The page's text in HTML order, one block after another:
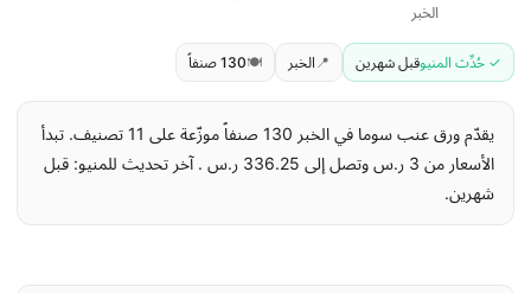
الخبر
✓ حُدِّث المنيوقبل شهرين 📍 الخبر 🍽️130 صنفاً
يقدّم ورق عنب سوما في الخبر 130 صنفاً موزّعة على 11 تصنيف. تبدأ
الأسعار من 3 ر.س وتصل إلى 336.25 ر.س . آخر تحديث للمنيو: قبل
شهرين.